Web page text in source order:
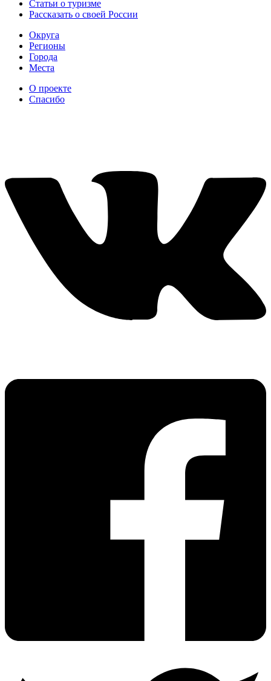
Статьи о туризме
Рассказать о своей России
Округа
Регионы
Города
Места
О проекте
Спасибо